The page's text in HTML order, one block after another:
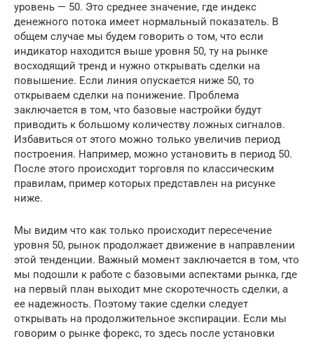
уровень — 50. Это среднее значение, где индекс
денежного потока имеет нормальный показатель. В
общем случае мы будем говорить о том, что если
индикатор находится выше уровня 50, ту на рынке
восходящий тренд и нужно открывать сделки на
повышение. Если линия опускается ниже 50, то
открываем сделки на понижение. Проблема
заключается в том, что базовые настройки будут
приводить к большому количеству ложных сигналов.
Избавиться от этого можно только увеличив период
построения. Например, можно установить в период 50.
После этого происходит торговля по классическим
правилам, пример которых представлен на рисунке
ниже.
Мы видим что как только происходит пересечение
уровня 50, рынок продолжает движение в направлении
этой тенденции. Важный момент заключается в том, что
мы подошли к работе с базовыми аспектами рынка, где
на первый план выходит мне скоротечность сделки, а
ее надежность. Поэтому такие сделки следует
открывать на продолжительное экспирации. Если мы
говорим о рынке форекс, то здесь после установки